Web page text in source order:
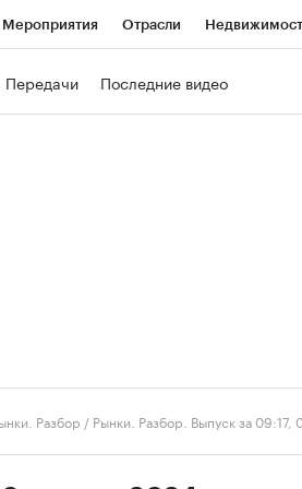
Мероприятия Отрасли
Передачи Последние видео
Разбор / Рынки. Разбор. Выпуск за